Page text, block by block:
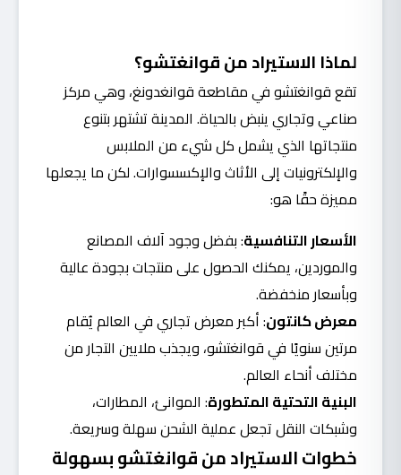
لماذا الاستيراد من قوانغتشو؟
تقع قوانغتشو في مقاطعة قوانغدونغ، وهي مركز
صناعي وتجاري ينبض بالحياة. المدينة تشتهر بتنوع
منتجاتها الذي يشمل كل شيء من الملابس
والإلكترونيات إلى الأثاث والإكسسوارات. لكن ما يجعلها
مميزة حقًا هو:
الأسعار التنافسية: بفضل وجود آلاف المصانع
والموردين، يمكنك الحصول على منتجات بجودة عالية
وبأسعار منخفضة.
معرض كانتون: أكبر معرض تجاري في العالم يُقام
مرتين سنويًا في قوانغتشو، ويجذب ملايين التجار من
مختلف أنحاء العالم.
البنية التحتية المتطورة: الموانئ، المطارات،
وشبكات النقل تجعل عملية الشحن سهلة وسريعة.
خطوات الاستيراد من قوانغتشو بسهولة